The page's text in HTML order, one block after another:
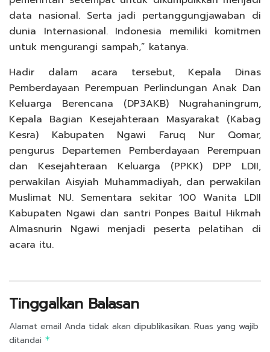
data nasional. Serta jadi pertanggungjawaban di
dunia Internasional. Indonesia memiliki komitmen
untuk mengurangi sampah,” katanya.
Hadir dalam acara tersebut, Kepala Dinas
Pemberdayaan Perempuan Perlindungan Anak Dan
Keluarga Berencana (DP3AKB) Nugrahaningrum,
Kepala Bagian Kesejahteraan Masyarakat (Kabag
Kesra) Kabupaten Ngawi Faruq Nur Qomar,
pengurus Departemen Pemberdayaan Perempuan
dan Kesejahteraan Keluarga (PPKK) DPP LDII,
perwakilan Aisyiah Muhammadiyah, dan perwakilan
Muslimat NU. Sementara sekitar 100 Wanita LDII
Kabupaten Ngawi dan santri Ponpes Baitul Hikmah
Almasnurin Ngawi menjadi peserta pelatihan di
acara itu.
Tinggalkan Balasan
Alamat email Anda tidak akan dipublikasikan. Ruas yang wajib
ditandai *